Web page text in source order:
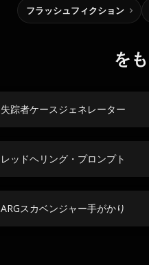
フラッシュフィクション
を
失踪者ケースジェネレーター
レッドヘリング・プロンプト
ARGスカベンジャー手がかり